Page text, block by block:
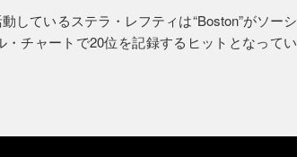
しているステラ・レフティは“Boston”がソーシ
チャートで20位を記録するヒットとなってい